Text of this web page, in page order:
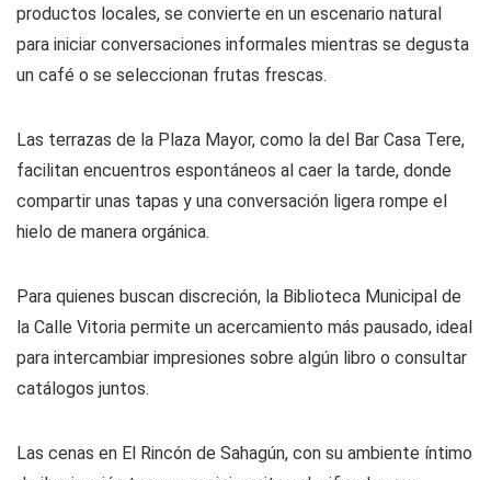
establecer conexiones genuinas.
El bullicioso Mercado de Abastos, con sus puestos de
para iniciar conversaciones informales mientras se degusta
un café o se seleccionan frutas frescas.
Las terrazas de la Plaza Mayor, como la del Bar Casa Tere,
compartir unas tapas y una conversación ligera rompe el
hielo de manera orgánica.
Para quienes buscan discreción, la Biblioteca Municipal de
para intercambiar impresiones sobre algún libro o consultar